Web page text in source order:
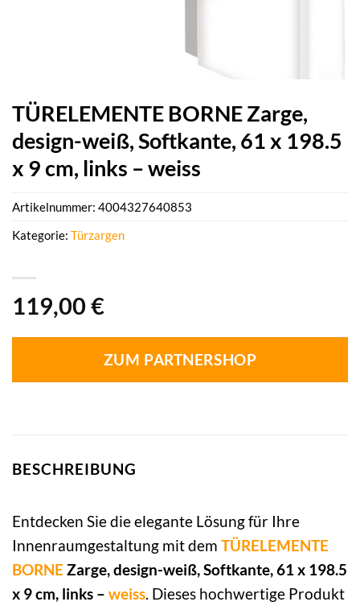
TÜRELEMENTE BORNE Zarge,
design-weiß, Softkante, 61 x 198.5
x 9 cm, links – weiss
119,00 €
ZUM PARTNERSHOP
Artikelnummer: 4004327640853
Kategorie: Türzargen
BESCHREIBUNG
Entdecken Sie die elegante Lösung für Ihre
Innenraumgestaltung mit dem TÜRELEMENTE
BORNE Zarge, design-weiß, Softkante, 61 x 198.5
x 9 cm, links – weiss . Dieses hochwertige Produkt